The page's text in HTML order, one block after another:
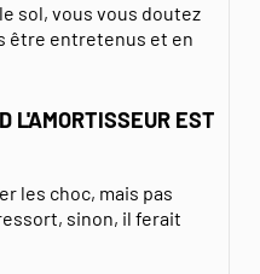
sol, vous vous doutez
être entretenus et en
L'AMORTISSEUR EST
les choc, mais pas
sinon, il ferait